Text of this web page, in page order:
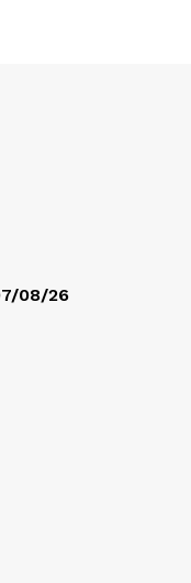
08/26